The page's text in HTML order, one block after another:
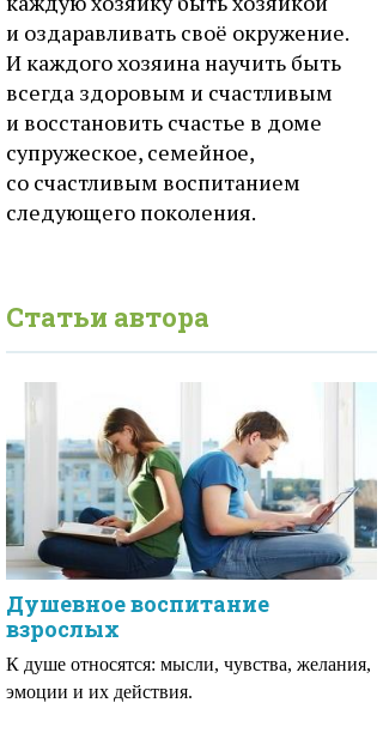
и оздаравливать своё окружение.
И каждого хозяина научить быть
всегда здоровым и счастливым
и восстановить счастье в доме
супружеское, семейное,
со счастливым воспитанием
следующего поколения.
Статьи автора
Душевное воспитание
взрослых
К душе относятся: мысли, чувства, желания,
эмоции и их действия.